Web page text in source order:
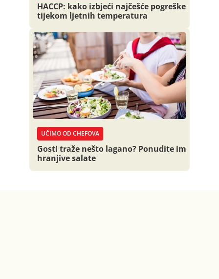
HACCP: kako izbjeći najčešće pogreške
tijekom ljetnih temperatura
UČIMO OD CHEFOVA
Gosti traže nešto lagano? Ponudite im
hranjive salate